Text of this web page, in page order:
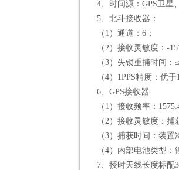
4、时间源：GPS卫星、
5、北斗接收器：
（1）通道：6；
（2）接收灵敏度：-
（3）失锁重捕时间：
（4）1PPS精度：优于
6、GPS接收器
（1）接收频率：
（2）接收灵敏度：捕获
（3）捕获时间：装置冷
（4）内部电池类型：锂
7、授时天线长度标配30